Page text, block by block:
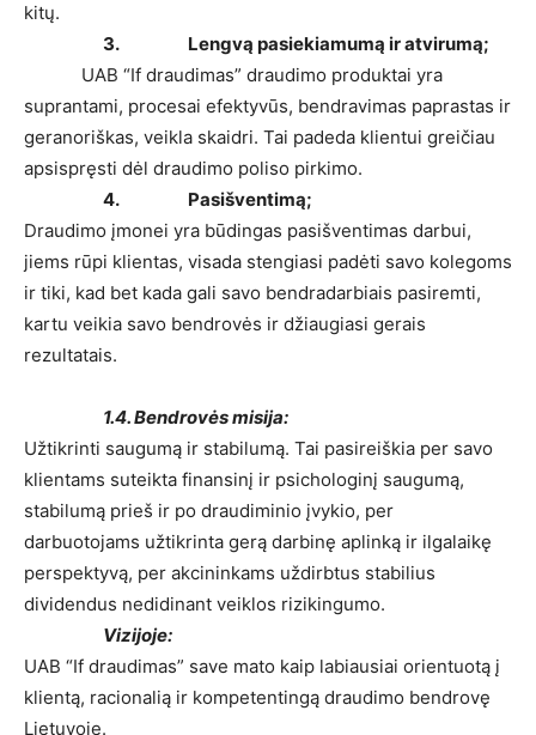
kitų.
3. Lengvą pasiekiamumą ir atvirumą;
UAB “If draudimas” draudimo produktai yra
suprantami, procesai efektyvūs, bendravimas paprastas ir
geranoriškas, veikla skaidri. Tai padeda klientui greičiau
apsispręsti dėl draudimo poliso pirkimo.
4. Pasišventimą;
Draudimo įmonei yra būdingas pasišventimas darbui,
jiems rūpi klientas, visada stengiasi padėti savo kolegoms
ir tiki, kad bet kada gali savo bendradarbiais pasiremti,
kartu veikia savo bendrovės ir džiaugiasi gerais
rezultatais.
1.4. Bendrovės misija:
Užtikrinti saugumą ir stabilumą. Tai pasireiškia per savo
klientams suteikta finansinį ir psichologinį saugumą,
stabilumą prieš ir po draudiminio įvykio, per
darbuotojams užtikrinta gerą darbinę aplinką ir ilgalaikę
perspektyvą, per akcininkams uždirbtus stabilius
dividendus nedidinant veiklos rizikingumo.
Vizijoje:
UAB “If draudimas” save mato kaip labiausiai orientuotą į
klientą, racionalią ir kompetentingą draudimo bendrovę
Lietuvoje.